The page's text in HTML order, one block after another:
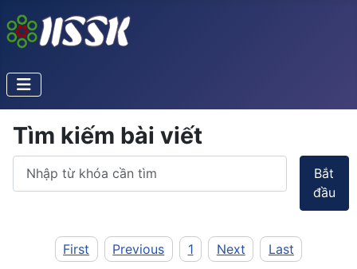
Tìm kiếm bài viết
Bắt
đầu
First Previous 1 Next Last